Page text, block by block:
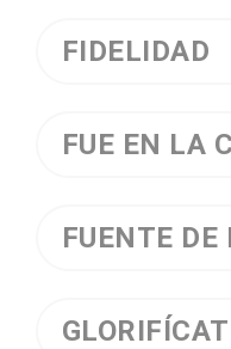
FIDELIDAD
FUE EN LA
FUENTE